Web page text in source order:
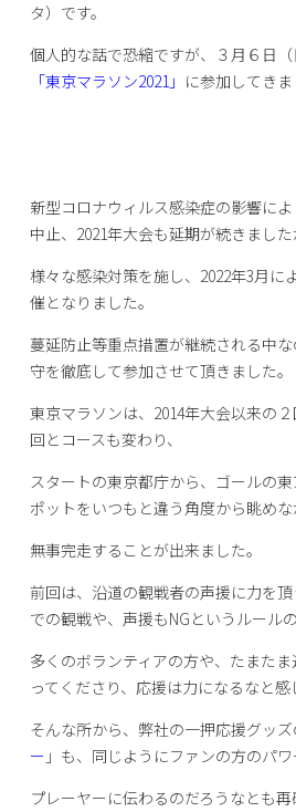
タ）です。
個人的な話で恐縮ですが、３月６日
「東京マラソン2021」 に参加してきま
新型コロナウィルス感染症の影響に
中止、2021年大会も延期が続きました
様々な感染対策を施し、2022年3月に
催となりました。
蔓延防止等重点措置が継続される中
守を徹底して参加させて頂きました。
東京マラソンは、2014年大会以来の
回とコースも変わり、
スタートの東京都庁から、ゴールの
ポットをいつもと違う角度から眺めな
無事完走することが出来ました。
前回は、沿道の観戦者の声援に力を
での観戦や、声援もNGというルールの
多くのボランティアの方や、たまた
ってくださり、応援は力になるなと感
そんな所から、弊社の一押応援グッ
ー 」も、同じようにファンの方のパワ
プレーヤーに伝わるのだろうなとも再